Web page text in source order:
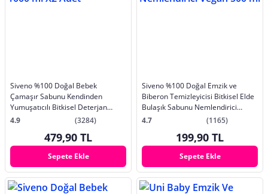
Siveno %100 Doğal Bebek
Çamaşır Sabunu Kendinden
Yumuşatıcılı Bitkisel Deterjan
Vegan 1000 ml X2 Adet
4.9 (3284)
479,90 TL
Sepete Ekle
Siveno %100 Doğal Emzik ve
Biberon Temizleyicisi Bitkisel Elde
Bulaşık Sabunu Nemlendirici
Vegan 500 ml
4.7 (1165)
199,90 TL
Sepete Ekle